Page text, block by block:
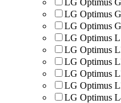
LG Optimus
LG Optimus
LG Optimus
LG Optimus
LG Optimus
LG Optimus
LG Optimus
LG Optimus